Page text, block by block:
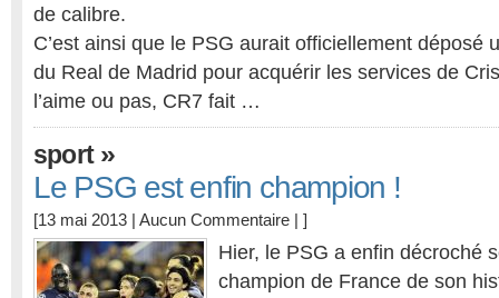
de calibre.
C’est ainsi que le PSG aurait officiellement déposé
du Real de Madrid pour acquérir les services de
l’aime ou pas, CR7 fait …
sport»
Le PSG est enfin champion !
[13 mai 2013 | Aucun Commentaire | ]
Hier, le PSG a enfin décroché
champion de France de son